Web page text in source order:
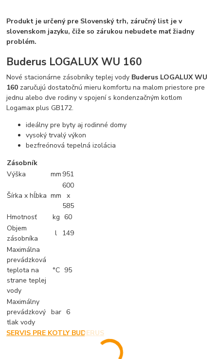
Produkt je určený pre Slovenský trh, záručný list je v
slovenskom jazyku, čiže so zárukou nebudete mať žiadny
problém.
Buderus LOGALUX WU 160
Nové stacionárne zásobníky teplej vody Buderus LOGALUX WU
160 zaručujú dostatočnú mieru komfortu na malom priestore pre
jednu alebo dve rodiny v spojení s kondenzačným kotlom
Logamax plus GB172.
ideálny pre byty aj rodinné domy
vysoký trvalý výkon
bezfreónová tepelná izolácia
Zásobník
Výška
mm 951
Šírka x hĺbka mm
600
x
585
Hmotnosť
kg 60
Objem
zásobníka
l
149
Maximálna
prevádzková
teplota na
strane teplej
vody
°C 95
Maximálny
prevádzkový
tlak vody
bar 6
SERVIS PRE KOTLY BUDERUS